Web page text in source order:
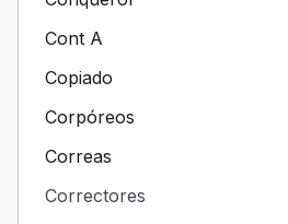
Cont A
Copiado
Corpóreos
Correas
Correctores